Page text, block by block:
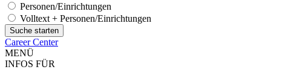
Personen/Einrichtungen
Volltext + Personen/Einrichtungen
Career Center
MENÜ
INFOS FÜR